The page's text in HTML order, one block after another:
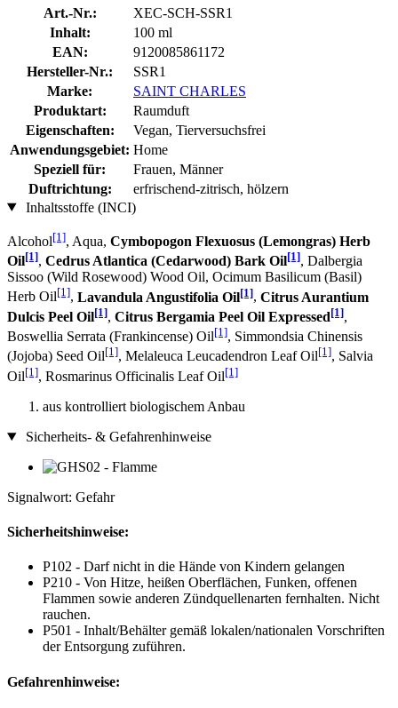
Art.-Nr.:
XEC-SCH-SSR1
Inhalt:
100 ml
EAN:
9120085861172
Hersteller-Nr.:
SSR1
Marke:
SAINT CHARLES
Produktart:
Raumduft
Eigenschaften:
Vegan, Tierversuchsfrei
Anwendungsgebiet: Home
Speziell für:
Frauen, Männer
Duftrichtung:
erfrischend-zitrisch, hölzern
Inhaltsstoffe (INCI)
Alcohol[1], Aqua, Cymbopogon Flexuosus (Lemongras) Herb
Oil[1], Cedrus Atlantica (Cedarwood) Bark Oil[1], Dalbergia
Sissoo (Wild Rosewood) Wood Oil, Ocimum Basilicum (Basil)
Herb Oil[1], Lavandula Angustifolia Oil[1], Citrus Aurantium
Dulcis Peel Oil[1], Citrus Bergamia Peel Oil Expressed[1],
Boswellia Serrata (Frankincense) Oil[1], Simmondsia Chinensis
(Jojoba) Seed Oil[1], Melaleuca Leucadendron Leaf Oil[1], Salvia
Oil[1], Rosmarinus Officinalis Leaf Oil[1]
aus kontrolliert biologischem Anbau
Sicherheits- & Gefahrenhinweise
Signalwort: Gefahr
Sicherheitshinweise:
P102 - Darf nicht in die Hände von Kindern gelangen
P210 - Von Hitze, heißen Oberflächen, Funken, offenen
Flammen sowie anderen Zündquellenarten fernhalten. Nicht
rauchen.
P501 - Inhalt/Behälter gemäß lokalen/nationalen Vorschriften
der Entsorgung zuführen.
Gefahrenhinweise: